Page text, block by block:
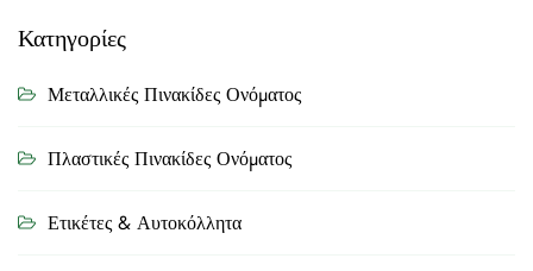
Κατηγορίες
Μεταλλικές Πινακίδες Ονόματος
Πλαστικές Πινακίδες Ονόματος
Ετικέτες & Αυτοκόλλητα